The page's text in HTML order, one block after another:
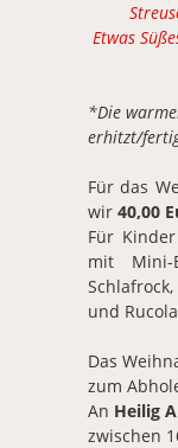
Etwas
*Die
erhitzt/
Für das
wir 40,00
Für
mit Mini-
und
Das
zum
An Heilig
zwischen